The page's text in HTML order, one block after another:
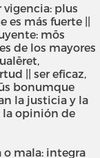
vigencia: plus
es más fuerte ||
mōs
de los mayores
|| ser eficaz,
bonumque
la justicia y la
la opinión de
o mala: integra